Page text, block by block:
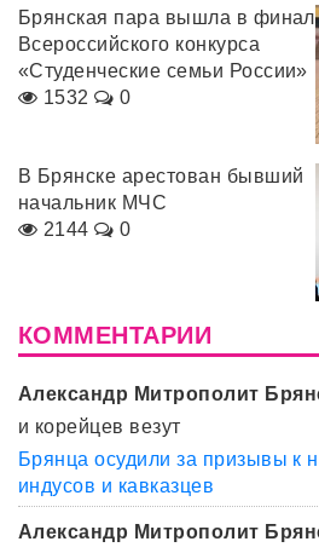
Брянская пара вышла в финал
Всероссийского конкурса
«Студенческие семьи России»
1532
0
В Брянске арестован бывший
начальник МЧС
2144
0
КОММЕНТАРИИ
Александр Митрополит
и корейцев везут
Брянца осудили за призывы к
индусов и кавказцев
Александр Митрополит